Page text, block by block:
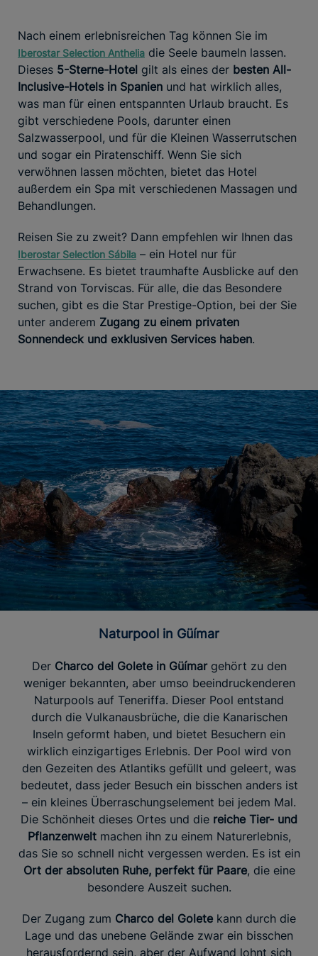
Nach einem erlebnisreichen Tag können Sie im
Iberostar Selection Anthelia die Seele baumeln lassen.
Dieses 5-Sterne-Hotel gilt als eines der besten All-
Inclusive-Hotels in Spanien und hat wirklich alles,
was man für einen entspannten Urlaub braucht. Es
gibt verschiedene Pools, darunter einen
Salzwasserpool, und für die Kleinen Wasserrutschen
und sogar ein Piratenschiff. Wenn Sie sich
verwöhnen lassen möchten, bietet das Hotel
außerdem ein Spa mit verschiedenen Massagen und
Behandlungen.
Reisen Sie zu zweit? Dann empfehlen wir Ihnen das
Iberostar Selection Sábila – ein Hotel nur für
Erwachsene. Es bietet traumhafte Ausblicke auf den
Strand von Torviscas. Für alle, die das Besondere
suchen, gibt es die Star Prestige-Option, bei der Sie
unter anderem Zugang zu einem privaten
Sonnendeck und exklusiven Services haben.
Naturpool in Güímar
Der Charco del Golete in Güímargehört zu den
weniger bekannten, aber umso beeindruckenderen
Naturpools auf Teneriffa. Dieser Pool entstand
durch die Vulkanausbrüche, die die Kanarischen
Inseln geformt haben, und bietet Besuchern ein
wirklich einzigartiges Erlebnis. Der Pool wird von
den Gezeiten des Atlantiks gefüllt und geleert, was
bedeutet, dass jeder Besuch ein bisschen anders ist
– ein kleines Überraschungselement bei jedem Mal.
Die Schönheit dieses Ortes und die reiche Tier- und
Pflanzenweltmachen ihn zu einem Naturerlebnis,
das Sie so schnell nicht vergessen werden. Es ist ein
Ort der absoluten Ruhe, perfekt für Paare, die eine
besondere Auszeit suchen.
Der Zugang zum Charco del Golete kann durch die
Lage und das unebene Gelände zwar ein bisschen
herausfordernd sein, aber der Aufwand lohnt sich